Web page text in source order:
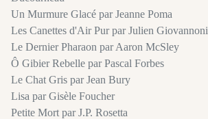
Un Murmure Glacé par Jeanne Poma
Les Canettes d'Air Pur par Julien Giovannoni
Le Dernier Pharaon par Aaron McSley
Ô Gibier Rebelle par Pascal Forbes
Le Chat Gris par Jean Bury
Lisa par Gisèle Foucher
Petite Mort par J.P. Rosetta